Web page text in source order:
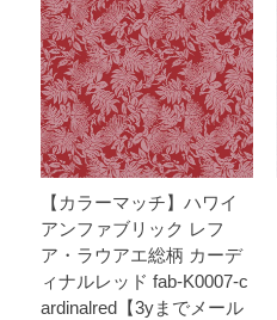
【カラーマッチ】ハワイ
アンファブリック レフ
ア・ラウアエ総柄 カーデ
ィナルレッド fab-K0007-c
ardinalred【3yまでメール